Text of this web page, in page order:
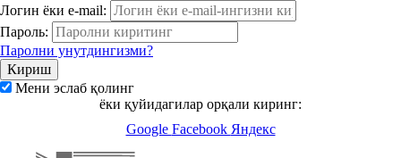
Логин ёки e-mail:
Пароль:
Паролни унутдингизми?
Мени эслаб қолинг
ёки қуйидагилар орқали киринг:
Google Facebook Яндекс